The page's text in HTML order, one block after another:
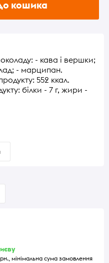
кошика
- кава і вершки;
- марципан.
552 ккал.
білки - 7 г, жири -
мінімальна сума замовлення